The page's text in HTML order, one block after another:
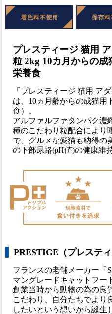
プレスティージ 猫用
粒 2kg 10カ月からの
栄養食
「プレスティージ 猫用 ア
は、10ヵ月齢からの成猫用
食）。
アルファルファタンパク濃
種のこだわり粒配合により
で、グルメな愛猫も納得の
の下部尿路(pH値)の健康維
PRESTIGE（プレステ
フランスの老舗メーカー「
マングレードキャットフー
創業当時から動物の為の良
こだわり、自分たちでより
したいという想いから誕生